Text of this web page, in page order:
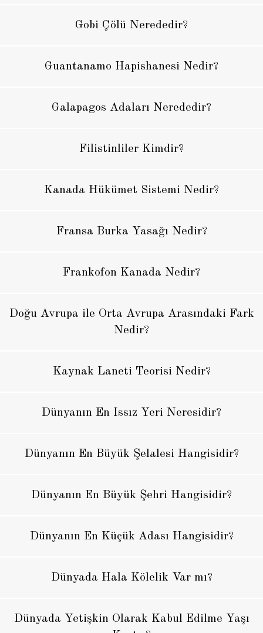
Gobi Çölü Nerededir?
Guantanamo Hapishanesi Nedir?
Galapagos Adaları Nerededir?
Filistinliler Kimdir?
Kanada Hükümet Sistemi Nedir?
Fransa Burka Yasağı Nedir?
Frankofon Kanada Nedir?
Doğu Avrupa ile Orta Avrupa Arasındaki Fark
Nedir?
Kaynak Laneti Teorisi Nedir?
Dünyanın En Issız Yeri Neresidir?
Dünyanın En Büyük Şelalesi Hangisidir?
Dünyanın En Büyük Şehri Hangisidir?
Dünyanın En Küçük Adası Hangisidir?
Dünyada Hala Kölelik Var mı?
Dünyada Yetişkin Olarak Kabul Edilme Yaşı